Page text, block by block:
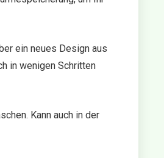
ein neues Design aus
in wenigen Schritten
Kann auch in der